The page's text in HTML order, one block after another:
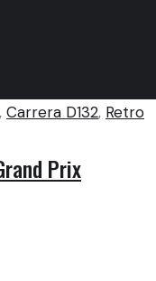
, Carrera D132, Retro
Prix